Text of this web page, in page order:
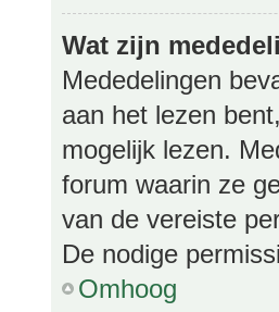
Wat zijn
Mededelingen
aan het lezen
mogelijk lezen.
forum waarin ze
van de vereiste
De nodige
Omhoog